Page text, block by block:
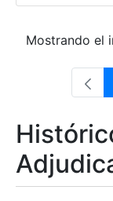
Mostrando el